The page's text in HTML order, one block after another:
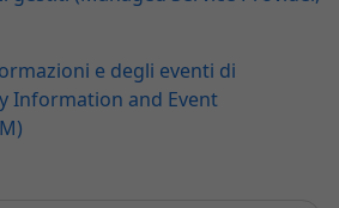
e degli eventi di
Information and Event